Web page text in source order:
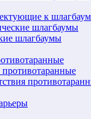
к
шлагбаумы
шлагбаумы